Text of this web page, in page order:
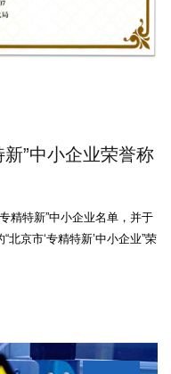
”中小企业荣誉称
精特新”中小企业名单，并于
京市‘专精特新’中小企业”荣